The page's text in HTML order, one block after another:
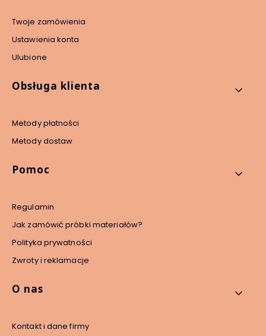
Twoje zamówienia
Ustawienia konta
Ulubione
Obsługa klienta
Metody płatności
Metody dostaw
Pomoc
Regulamin
Jak zamówić próbki materiałów?
Polityka prywatności
Zwroty i reklamacje
O nas
Kontakt i dane firmy